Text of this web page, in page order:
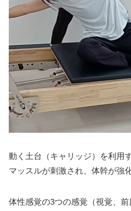
動く土台（キャリッジ）を利用
マッスルが刺激され、体幹が強
体性感覚の3つの感覚（視覚、